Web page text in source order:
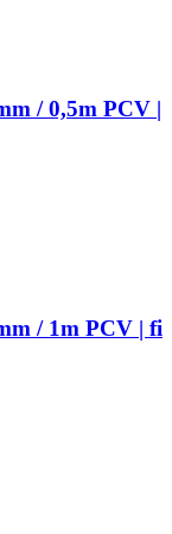
/ 0,5m PCV |
/ 1m PCV | fi